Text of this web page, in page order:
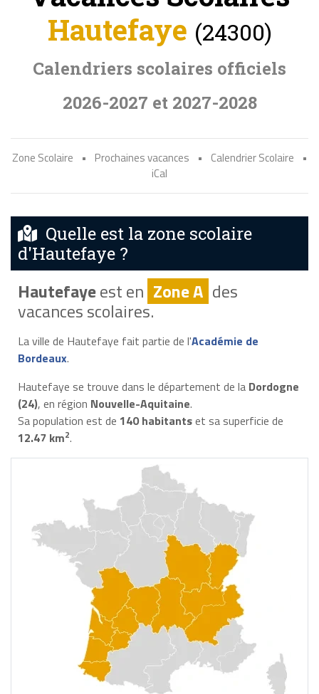
Hautefaye (24300)
Calendriers scolaires officiels
2026-2027 et 2027-2028
Zone Scolaire • Prochaines vacances • Calendrier Scolaire
•
iCal
Quelle est la zone scolaire
d'Hautefaye ?
Hautefayeest en Zone A des
vacances scolaires.
La ville de Hautefaye fait partie de l'Académie de
Bordeaux.
Hautefaye se trouve dans le département de la Dordogne
(24), en région Nouvelle-Aquitaine.
Sa population est de 140 habitantset sa superficie de
12.47 km2.